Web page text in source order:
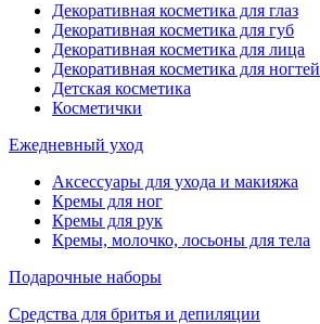
Декоративная косметика для глаз
Декоративная косметика для губ
Декоративная косметика для лица
Декоративная косметика для ногтей
Детская косметика
Косметички
Ежедневный уход
Аксессуары для ухода и макияжа
Кремы для ног
Кремы для рук
Кремы, молочко, лосьоны для тела
Подарочные наборы
Средства для бритья и депиляции